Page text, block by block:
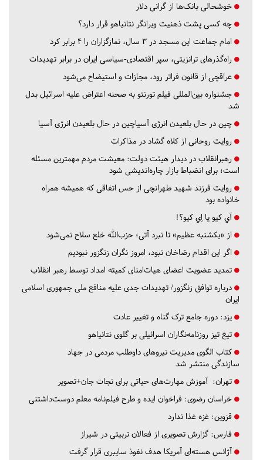
خوشحالی بانک‌ها از گرانی دلار
چه کسی پشت ذهنیت ویرانگر نتانیاهو قرار دارد؟
امام جماعت این مسجد در ۳ سال، نمازگزاران را ۴ برابر کرد
راه‌گذرهای ترانزیتی، سپر اقتصادی-سیاسی ایران در برابر تهدیدات
عراقچی از قانون فراتر رود، مجازات و استیضاح می‌شود
جشنواره بین‌المللی فیلم تورنتو به صحنه اعتراض علیه اسرائیل بدل
شد
چین در حال بلعیدن انرژی آسیاچین در حال بلعیدن انرژی آسیا
روایت روحانی از کلاه گشاد در مذاکرات
رهبرانقلاب در دیدار هیئت دولت: معیشت مردم مهمترین مسئله
است؛ برای انضباط بازار چاره‌اندیشی شود
روایت فرزند شهید طهرانچی از حس اتفاقی که همیشه همراه
خانواده بود
آي كيو يا اِي كيو؟!
از «یکشنبه عظیم» تا نبرد آتی؛ حزب‌الله خلع سلاح نمی‌شود
اگر این اقدام رضاخان نبود، امروز نگران زنگزور نبودیم
تمدید عضویت اعضای هیات‌امنای کمیته امداد توسط رهبر انقلاب
درباره توافق زنگزور/ تهدیدات جدی علیه منافع ملی جمهوری اسلامی
ایران
یزد: دوره جامع ترک گناه و تغییر عادت
تیغ تیز روزنامه‌نگاران اسرائیلی بر گلوی نتانیاهو
کتاب الگوی مدیریت نیروهای داوطلب مردمی در جهاد
سازندگی منتشر شد
تهران: آموزش مهارت‌های حیاتی برای نجات جان+تصویر
خراسان رضوی: فراخوان ایده و طرح فیلم‌نامه معلم دوست‌داشتنی
قزوین: غزه غذا ندارد
فارس: گزارش تصویری از فعالان تربیتی در شیراز
آژانس هسته‌ای آمریکا هدف نفوذ سایبری قرار گرفت